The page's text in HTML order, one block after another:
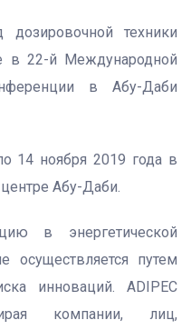
техники
в 22-й Международной
в Абу-Даби
14 ноября 2019 года в
Абу-Даби.
в энергетической
осуществляется путем
инноваций. ADIPEC
компании, лиц,